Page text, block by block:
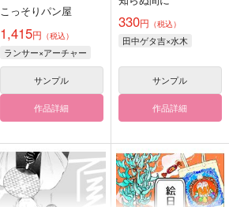
つくも神
こっそりパン屋
1,415円 （税込）
ランサー×アーチャー
サンプル
作品詳細
330円 （税込）
田中ゲタ吉×水木
サンプル
作品詳細